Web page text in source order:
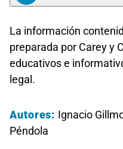
La información
preparada por Carey y
educativos e
legal.
Autores: Ignacio
Péndola